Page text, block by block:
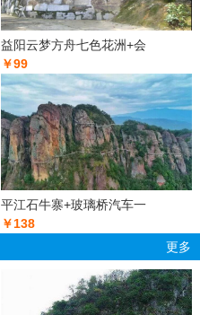
益阳云梦方舟七色花洲+会
￥99
平江石牛寨+玻璃桥汽车一
￥138
更多